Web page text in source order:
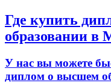
Где купить
образовании в
У нас вы можете
диплом о высшем